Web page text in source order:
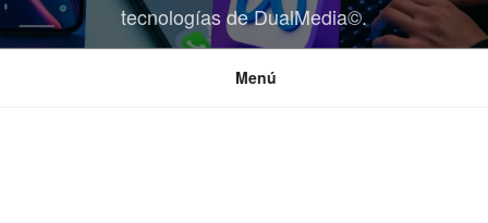
tecnologías de DualMedia©.
Menú